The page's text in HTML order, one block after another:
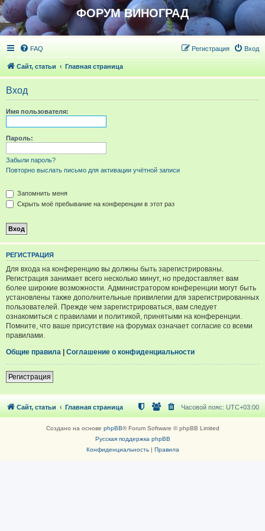
ФОРУМ ВИНОГРАД
FAQ Вход
Регистрация
Сайт, статьи Главная страница
Вход
Имя пользователя:
Пароль:
Забыли пароль?
Повторно выслать письмо для активации учётной записи
Запомнить меня
Скрыть моё пребывание на конференции в этот раз
РЕГИСТРАЦИЯ
Для входа на конференцию вы должны быть зарегистрированы.
Регистрация занимает всего несколько минут, но предоставляет вам
более широкие возможности. Администратором конференции могут быть
установлены также дополнительные привилегии для зарегистрированных
пользователей. Прежде чем зарегистрироваться, вам следует
ознакомиться с правилами и политикой, принятыми на конференции.
Помните, что ваше присутствие на форумах означает согласие со всеми
правилами.
Общие правила | Соглашение о конфиденциальности
Регистрация
Сайт, статьи Главная страница Часовой пояс: UTC+03:00
Создано на основе phpBB® Forum Software © phpBB Limited
Русская поддержка phpBB
Конфиденциальность| Правила